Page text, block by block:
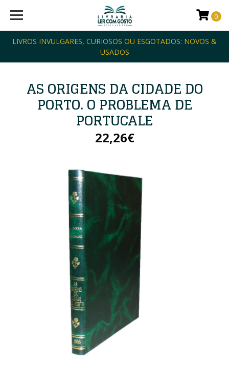
LIVROS INVULGARES, CURIOSOS OU ESGOTADOS: NOVOS &
USADOS
0
AS ORIGENS DA CIDADE DO
PORTO. O PROBLEMA DE
PORTUCALE
22,26€